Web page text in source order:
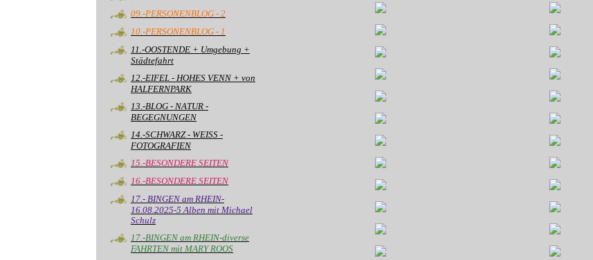
09.-PERSONENBLOG - 2
10.-PERSONENBLOG - 1
11.-OOSTENDE + Umgebung +
Städtefahrt
12.-EIFEL - HOHES VENN + von
HALFERNPARK
13.-BLOG - NATUR -
BEGEGNUNGEN
14.-SCHWARZ - WEISS -
FOTOGRAFIEN
15.-BESONDERE SEITEN
16.-BESONDERE SEITEN
17.- BINGEN am RHEIN-
16.08.2025-5 Alben mit Michael
Schulz
17.-BINGEN am RHEIN-diverse
FAHRTEN mit MARY ROOS